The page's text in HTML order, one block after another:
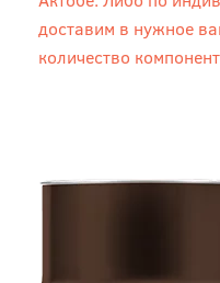
доставим в нужное
количество